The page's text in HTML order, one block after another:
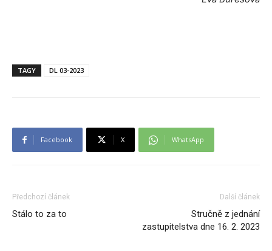
TAGY DL 03-2023
Facebook X WhatsApp
Předchozí článek
Stálo to za to
Další článek
Stručně z jednání
zastupitelstva dne 16. 2. 2023